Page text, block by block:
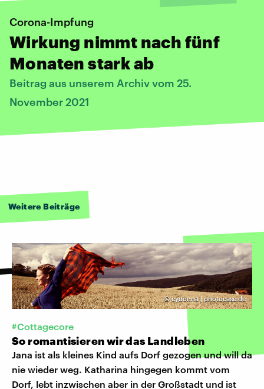
Corona-Impfung
Wirkung nimmt nach fünf
Monaten stark ab
Beitrag aus unserem Archiv vom 25.
November 2021
Weitere Beiträge
©cydonna | photocase.de
#Cottagecore
So romantisieren wir das Landleben
Jana ist als kleines Kind aufs Dorf gezogen und will da
nie wieder weg. Katharina hingegen kommt vom
Dorf, lebt inzwischen aber in der Großstadt und ist